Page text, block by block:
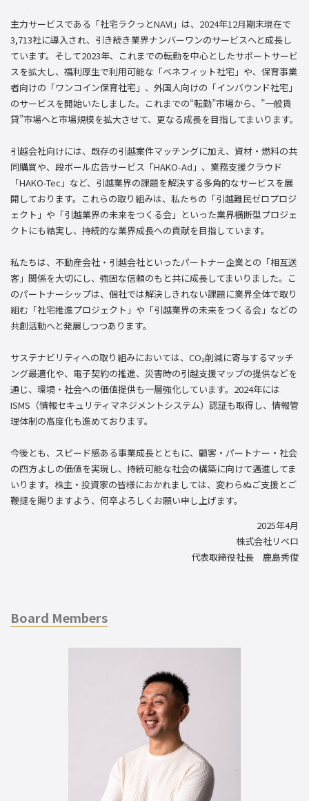
主力サービスである「社宅ラクっとNAVI」は、2024年12月期末現在で
3,713社に導入され、引き続き業界ナンバーワンのサービスへと成長し
ています。そして2023年、これまでの転勤を中心としたサポートサービ
スを拡大し、福利厚生で利用可能な「ベネフィット社宅」や、保育事業
者向けの「ワンコイン保育社宅」、外国人向けの「インバウンド社宅」
のサービスを開始いたしました。これまでの“転勤”市場から、”一般賃
貸”市場へと市場規模を拡大させて、更なる成長を目指してまいります。
引越会社向けには、既存の引越案件マッチングに加え、資材・燃料の共
同購買や、段ボール広告サービス「HAKO-Ad」、業務支援クラウド
「HAKO-Tec」など、引越業界の課題を解決する多角的なサービスを展
開しております。これらの取り組みは、私たちの「引越難民ゼロプロジ
ェクト」や「引越業界の未来をつくる会」といった業界横断型プロジェ
クトにも結実し、持続的な業界成長への貢献を目指しています。
私たちは、不動産会社・引越会社といったパートナー企業との「相互送
客」関係を大切にし、強固な信頼のもと共に成長してまいりました。こ
のパートナーシップは、個社では解決しきれない課題に業界全体で取り
組む「社宅推進プロジェクト」や「引越業界の未来をつくる会」などの
共創活動へと発展しつつあります。
サステナビリティへの取り組みにおいては、CO₂削減に寄与するマッチ
ング最適化や、電子契約の推進、災害時の引越支援マップの提供などを
通じ、環境・社会への価値提供も一層強化しています。2024年には
ISMS（情報セキュリティマネジメントシステム）認証も取得し、情報管
理体制の高度化も進めております。
今後とも、スピード感ある事業成長とともに、顧客・パートナー・社会
の四方よしの価値を実現し、持続可能な社会の構築に向けて邁進してま
いります。株主・投資家の皆様におかれましては、変わらぬご支援とご
鞭撻を賜りますよう、何卒よろしくお願い申し上げます。
2025年4月
株式会社リベロ
代表取締役社長 鹿島秀俊
Board Members